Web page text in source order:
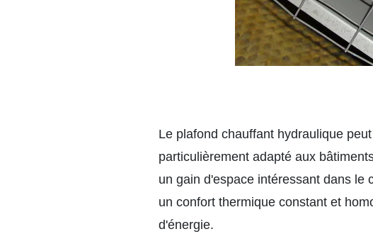
Le plafond chauffant hydraulique
particulièrement adapté aux
un gain d'espace intéressant dans le
un confort thermique constant et
d'énergie.